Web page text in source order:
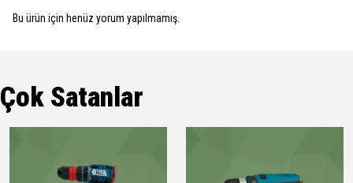
Bu ürün için henüz yorum yapılmamış.
Çok Satanlar